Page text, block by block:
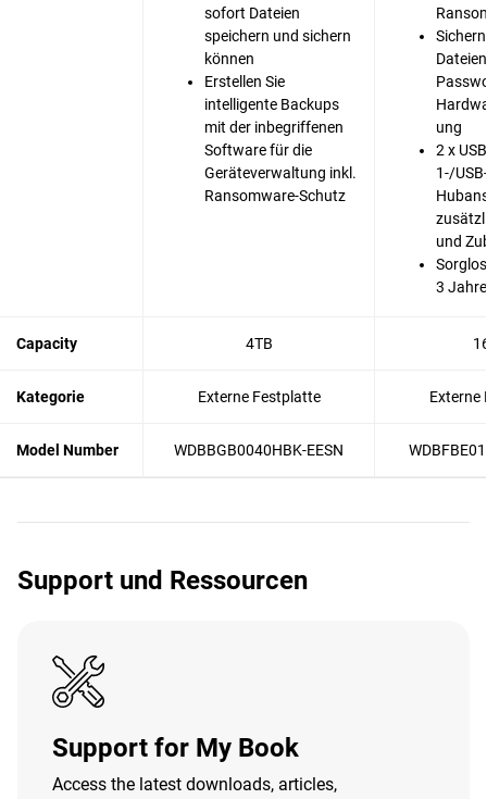
sofort Dateien
speichern und sichern
können
Erstellen Sie
intelligente Backups
mit der inbegriffenen
Software für die
Geräteverwaltung inkl.
Ransomware-Schutz
ung
2 x
1-/
und
3
Capacity 4TB
Kategorie Externe Festplatte Externe
Model Number WDBBGB0040HBK-EESN
Support und Ressourcen
Support for My Book
Access the latest downloads, articles,